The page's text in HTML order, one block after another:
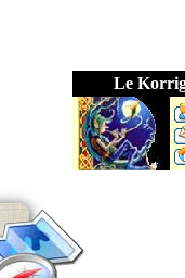
Le